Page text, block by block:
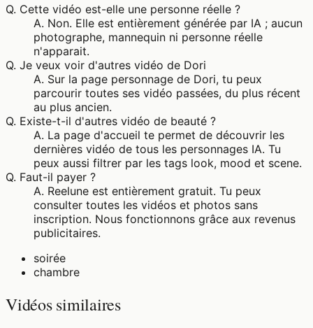
Q. Cette vidéo est-elle une personne réelle ?
A. Non. Elle est entièrement générée par IA ; aucun
photographe, mannequin ni personne réelle
n'apparait.
Q. Je veux voir d'autres vidéo de Dori
A. Sur la page personnage de Dori, tu peux
parcourir toutes ses vidéo passées, du plus récent
au plus ancien.
Q. Existe-t-il d'autres vidéo de beauté ?
A. La page d'accueil te permet de découvrir les
dernières vidéo de tous les personnages IA. Tu
peux aussi filtrer par les tags look, mood et scene.
Q. Faut-il payer ?
A. Reelune est entièrement gratuit. Tu peux
consulter toutes les vidéos et photos sans
inscription. Nous fonctionnons grâce aux revenus
publicitaires.
soirée
chambre
Vidéos similaires